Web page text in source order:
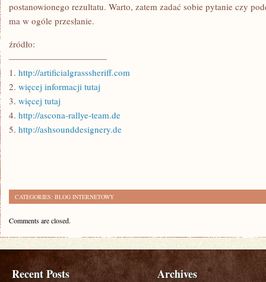
postanowionego rezultatu. Warto, zatem zadać sobie pytanie czy
ma w ogóle przesłanie.
źródło:
———————————
1. http://artificialgrasssheriff.com
2. więcej informacji tutaj
3. więcej tutaj
4. http://ascona-rallye-team.de
5. http://ashsounddesignery.de
CATEGORIES: BLOG INTERNETOWY
Comments are closed.
Recent Posts Archives